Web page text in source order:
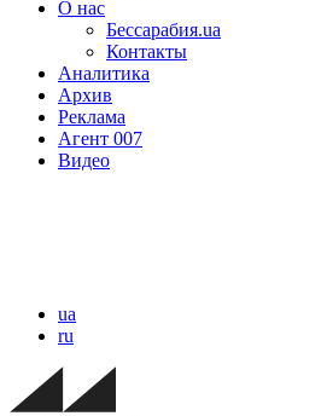
О нас
Бессарабия.ua
Контакты
Аналитика
Архив
Реклама
Агент 007
Видео
ua
ru